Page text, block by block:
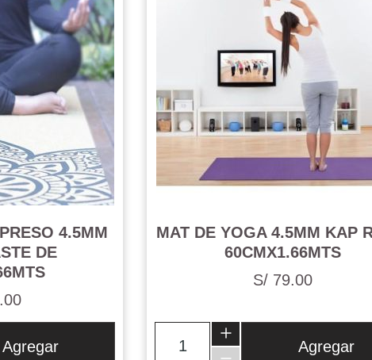
4.5MM
DE
Agregar
MAT DE YOGA 4.5MM KAP
60CMX1.66MTS
S/ 79.00
Agregar